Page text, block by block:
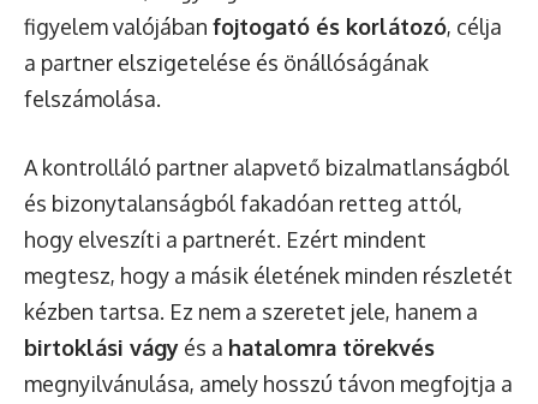
figyelem valójában fojtogató és korlátozó, célja
a partner elszigetelése és önállóságának
felszámolása.
A kontrolláló partner alapvető bizalmatlanságból
és bizonytalanságból fakadóan retteg attól,
hogy elveszíti a partnerét. Ezért mindent
megtesz, hogy a másik életének minden részletét
kézben tartsa. Ez nem a szeretet jele, hanem a
birtoklási vágy és a hatalomra törekvés
megnyilvánulása, amely hosszú távon megfojtja a